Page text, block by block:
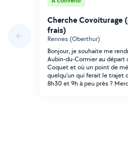
Cherche Covoiturage
frais)
Rennes (Oberthur)
Bonjour, je souhaite me
Aubin-du-Cormier au départ
Coquet et où un point de
quelqu'un qui ferait le trajet
8h30 et 9h à peu près ?